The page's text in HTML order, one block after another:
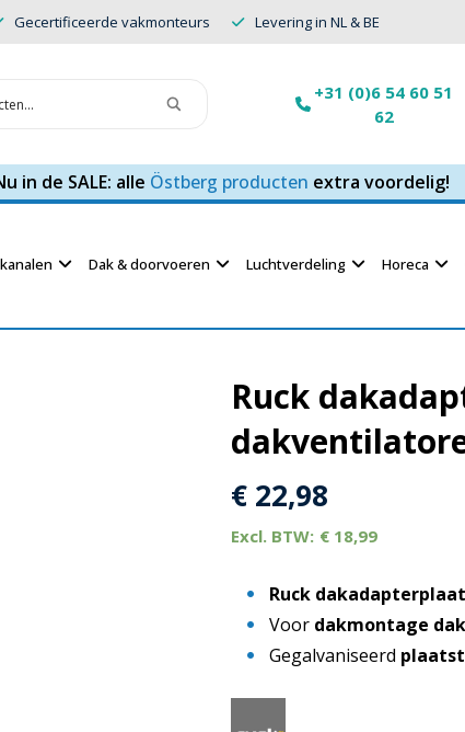
Gecertificeerde vakmonteurs Levering in NL & BE
+31 (0)6 54 60 51
62
in de SALE: alle Östberg producten extra voordelig!
Dak & doorvoeren Luchtverdeling Horeca
Ruck
€ 22,98
€ 18,99
Ruck dakadapterplaat
Voor dakmontage
Gegalvaniseerd